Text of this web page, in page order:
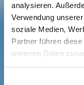
analysieren.
Verwendung
soziale Medien,
Partner führen
weiteren Daten